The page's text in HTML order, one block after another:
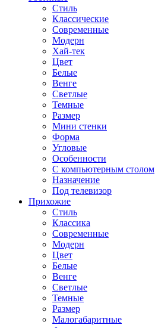
Стиль
Классические
Современные
Модерн
Хай-тек
Цвет
Белые
Венге
Светлые
Темные
Размер
Мини стенки
Форма
Угловые
Особенности
С компьютерным столом
Назначение
Под телевизор
Прихожие
Стиль
Классика
Современные
Модерн
Цвет
Белые
Венге
Светлые
Темные
Размер
Малогабаритные